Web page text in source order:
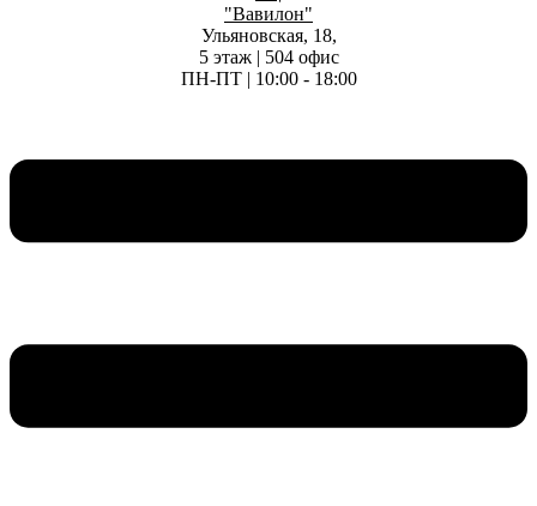
"Вавилон"
Ульяновская, 18,
5 этаж | 504 офис
ПН-ПТ | 10:00 - 18:00